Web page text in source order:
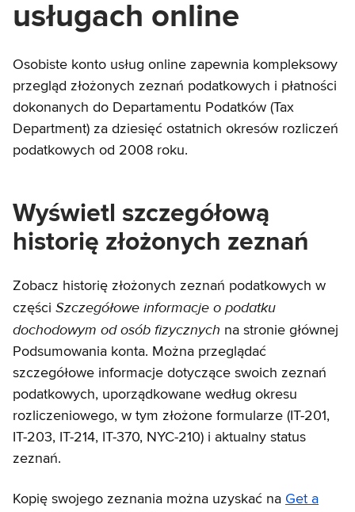
usługach online
Osobiste konto usług online zapewnia kompleksowy
przegląd złożonych zeznań podatkowych i płatności
dokonanych do Departamentu Podatków (Tax
Department) za dziesięć ostatnich okresów rozliczeń
podatkowych od 2008 roku.
Wyświetl szczegółową
historię złożonych zeznań
Zobacz historię złożonych zeznań podatkowych w
części Szczegółowe informacje o podatku
dochodowym od osób fizycznych na stronie głównej
Podsumowania konta. Można przeglądać
szczegółowe informacje dotyczące swoich zeznań
podatkowych, uporządkowane według okresu
rozliczeniowego, w tym złożone formularze (IT-201,
IT-203, IT-214, IT-370, NYC-210) i aktualny status
zeznań.
Kopię swojego zeznania można uzyskać na Get a